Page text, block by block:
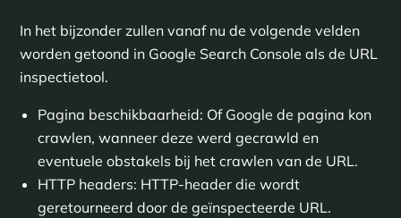
In het bijzonder zullen vanaf nu de volgende velden
worden getoond in Google Search Console als de URL
inspectietool.
Pagina beschikbaarheid: Of Google de pagina kon
crawlen, wanneer deze werd gecrawld en
eventuele obstakels bij het crawlen van de URL.
HTTP headers: HTTP-header die wordt
geretourneerd door de geïnspecteerde URL.